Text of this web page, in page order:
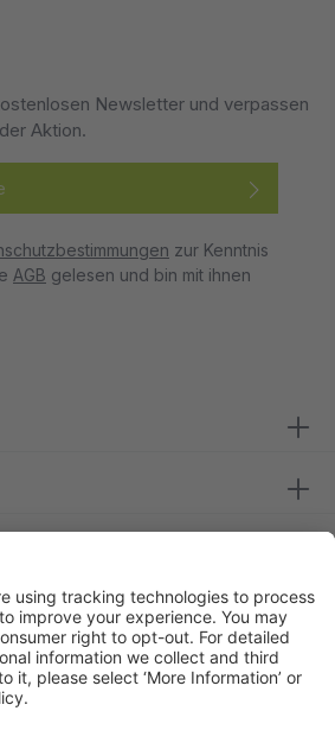
Newsletter und verpassen
Aktion.
zur Kenntnis
AGB gelesen und bin mit ihnen
widerrufen